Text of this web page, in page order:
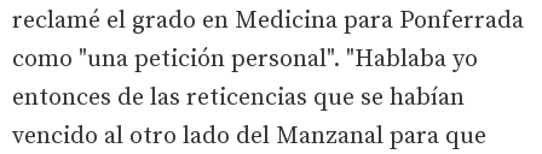
reclamé el grado en Medicina para Ponferrada
como "una petición personal". "Hablaba yo
entonces de las reticencias que se habían
vencido al otro lado del Manzanal para que